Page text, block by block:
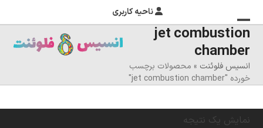
ناحیه کاربری
منوی
موبایل
را
تغییر
دهید
بستن
منوی
موبایل
jet combustion
chamber
انسیس فلوئنت » محصولات برچسب
خورده "jet combustion chamber"
نمایش یک نتیجه